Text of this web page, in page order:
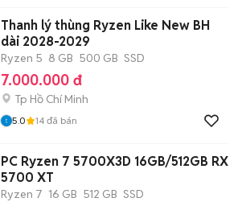
Thanh lý thùng Ryzen Like New BH
dài 2028-2029
Ryzen 5 8 GB 500 GB SSD
7.000.000 đ
Tp Hồ Chí Minh
5.0 14 đã bán
PC Ryzen 7 5700X3D 16GB/512GB RX
5700 XT
Ryzen 7 16 GB 512 GB SSD